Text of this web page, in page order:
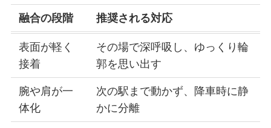
融合の段階 推奨される対応
表面が軽く
接着
その場で深呼吸し、ゆっくり輪
郭を思い出す
腕や肩が一
体化
次の駅まで動かず、降車時に静
かに分離